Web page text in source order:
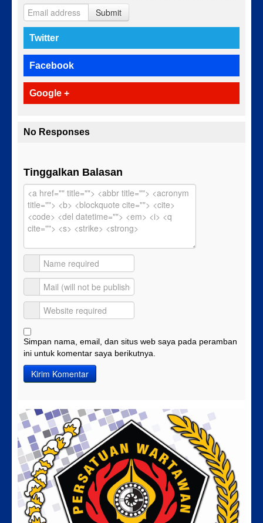
Submit
Twitter
Facebook
Google +
No Responses
Tinggalkan Balasan
Simpan nama, email, dan situs web saya pada peramban
ini untuk komentar saya berikutnya.